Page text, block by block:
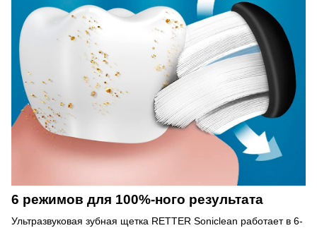
6 режимов для 100%-ного результата
Ультразвуковая зубная щетка RETTER Soniclean работает в 6-